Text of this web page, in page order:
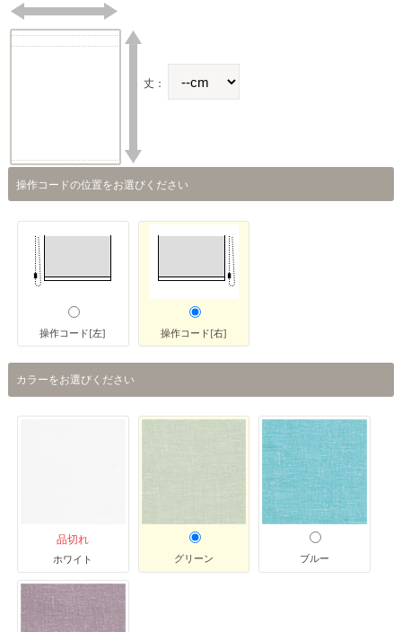
丈：
操作コードの位置をお選びください
操作コード[左] 操作コード[右]
カラーをお選びください
品切れ
ホワイト グリーン ブルー